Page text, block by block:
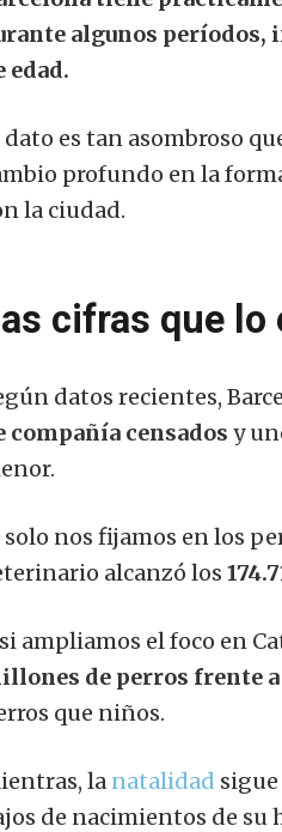
algunos períodos,
edad.
dato es tan asombroso
profundo en la
la ciudad.
cifras que lo
datos recientes,
compañía censados ​​y
solo nos fijamos en los
alcanzó los
ampliamos el foco en
de perros frente a
que niños.
la natalidad
de nacimientos de su